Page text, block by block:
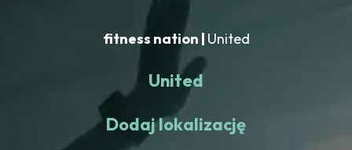
fitness nation | United
United
Dodaj lokalizację